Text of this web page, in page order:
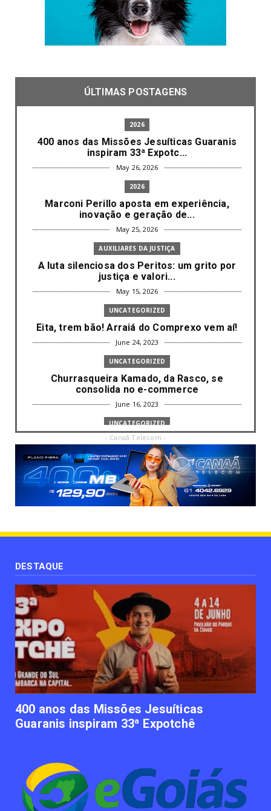
ÚLTIMAS POSTAGENS
2026
400 anos das Missões Jesuíticas Guaranis
inspiram 33ª Expotc...
May 26, 2026
2026
Marconi Perillo aposta em experiência,
inovação e geração de...
May 25, 2026
AUXILIARES DA JUSTIÇA
A luta silenciosa dos Peritos: um grito por
justiça e valori...
May 15, 2026
UNCATEGORIZED
Eita, trem bão! Arraiá do Comprexo vem aí!
June 24, 2023
UNCATEGORIZED
Churrasqueira Kamado, da Rasco, se
consolida no e-commerce
June 16, 2023
UNCATEGORIZED
Com mais da metade dos cargos de
liderança ocupados por mulh...
June 16, 2023
UNCATEGORIZED
Paisagismo valoriza imóvel e atrai clientes
UNCATEGORIZED
June 12, 2023
UNCATEGORIZED
Empresas apostam em iniciativas de
felicidade corporativa pa...
June 09, 2023
UNCATEGORIZED
Lawtech gaúcha ajuda advogados a
organizarem sua vida financ...
June 09, 2023
- Canaã Telecom -
DESTAQUE
400 anos das Missões Jesuíticas
Guaranis inspiram 33ª Expotchê